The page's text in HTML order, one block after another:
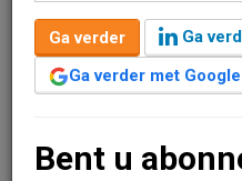
Redactie
15 april
4 maanden geleden
Tobias van Dijk is
hotelsector in de Benelux,
Ga verder
Ga
Ga verder met Google
Bent u